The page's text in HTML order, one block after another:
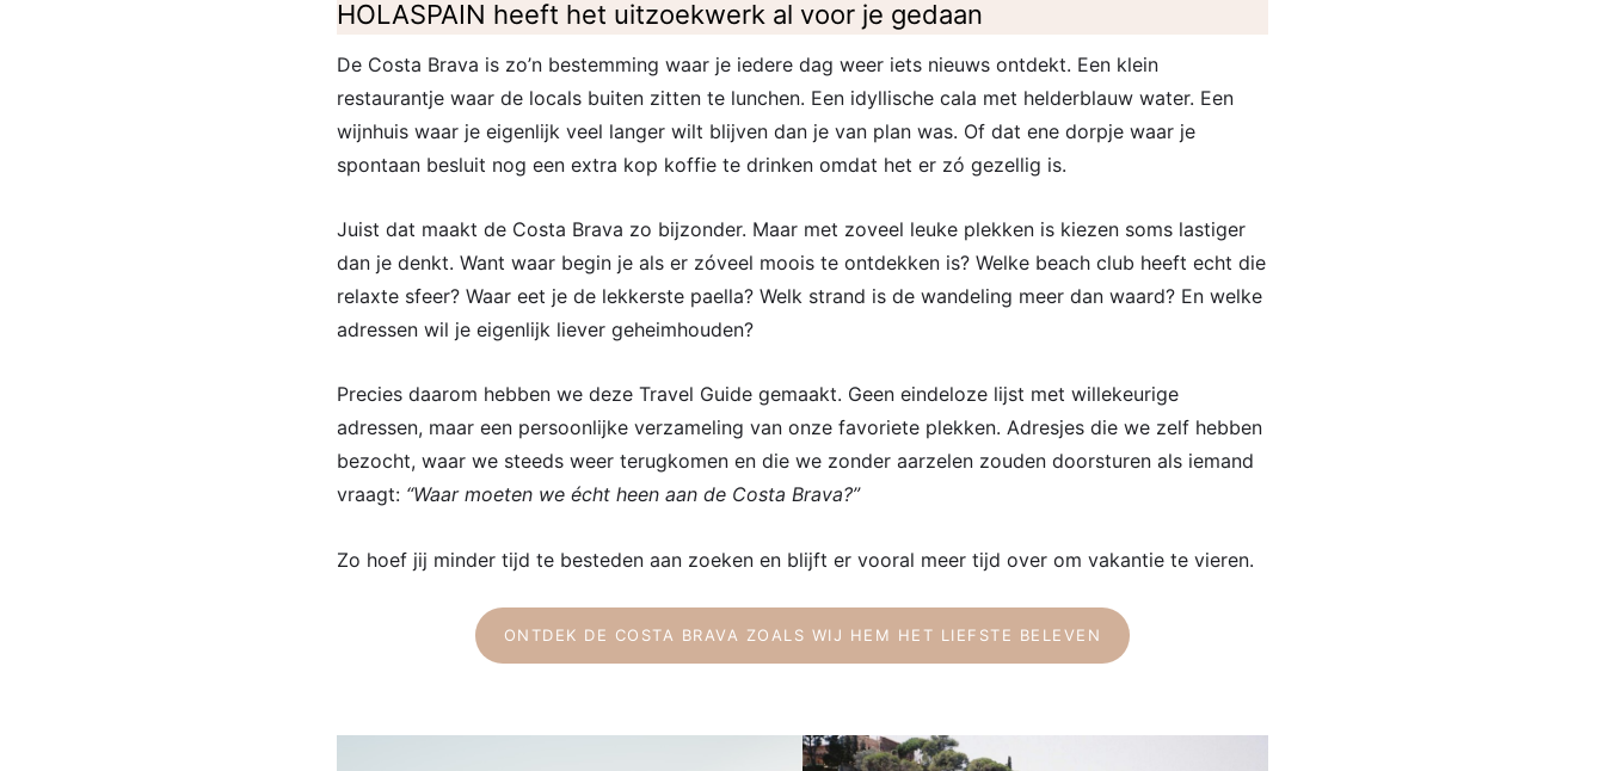
HOLASPAIN heeft het uitzoekwerk al voor je gedaan
De Costa Brava is zo’n bestemming waar je iedere dag weer iets nieuws ontdekt. Een klein
restaurantje waar de locals buiten zitten te lunchen. Een idyllische cala met helderblauw water. Een
wijnhuis waar je eigenlijk veel langer wilt blijven dan je van plan was. Of dat ene dorpje waar je
spontaan besluit nog een extra kop koffie te drinken omdat het er zó gezellig is.
Juist dat maakt de Costa Brava zo bijzonder. Maar met zoveel leuke plekken is kiezen soms lastiger
dan je denkt. Want waar begin je als er zóveel moois te ontdekken is? Welke beach club heeft echt die
relaxte sfeer? Waar eet je de lekkerste paella? Welk strand is de wandeling meer dan waard? En welke
adressen wil je eigenlijk liever geheimhouden?
Precies daarom hebben we deze Travel Guide gemaakt. Geen eindeloze lijst met willekeurige
adressen, maar een persoonlijke verzameling van onze favoriete plekken. Adresjes die we zelf hebben
bezocht, waar we steeds weer terugkomen en die we zonder aarzelen zouden doorsturen als iemand
vraagt: “Waar moeten we écht heen aan de Costa Brava?”
Zo hoef jij minder tijd te besteden aan zoeken en blijft er vooral meer tijd over om vakantie te vieren.
ONTDEK DE COSTA BRAVA ZOALS WIJ HEM HET LIEFSTE BELEVEN